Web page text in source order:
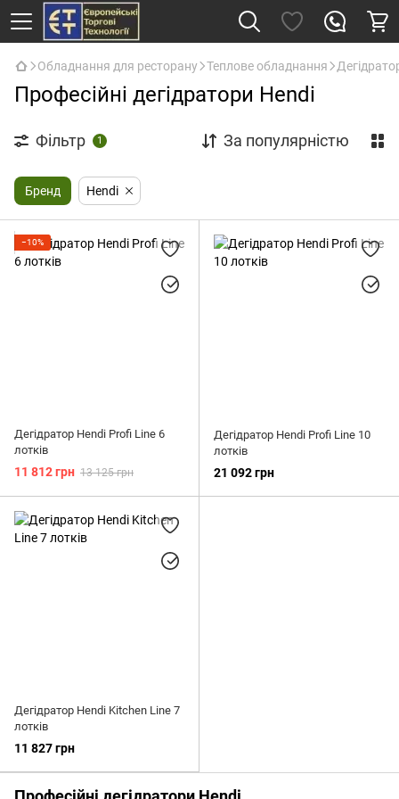
Обладнання для ресторану Теплове обладнання
Професійні дегідратори Hendi
Фільтр 1 За популярністю
Бренд Hendi
−10%
Дегідратор Hendi Profi Line 6
лотків
11 812 грн 13 125 грн
Дегідратор Hendi Profi Line 10
лотків
21 092 грн
Дегідратор Hendi Kitchen Line 7
лотків
11 827 грн